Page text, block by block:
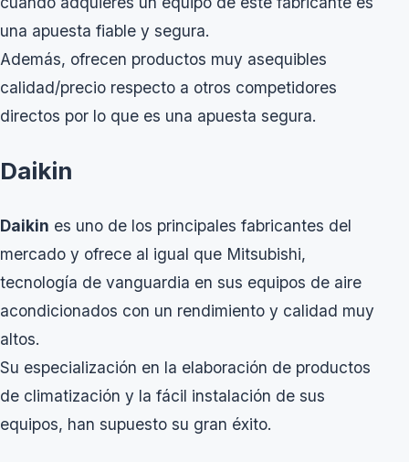
una apuesta fiable y segura.
Además, ofrecen productos muy asequibles
calidad/precio respecto a otros competidores
directos por lo que es una apuesta segura.
Daikin
Daikin es uno de los principales fabricantes del
mercado y ofrece al igual que Mitsubishi,
tecnología de vanguardia en sus equipos de aire
acondicionados con un rendimiento y calidad muy
altos.
Su especialización en la elaboración de productos
de climatización y la fácil instalación de sus
equipos, han supuesto su gran éxito.